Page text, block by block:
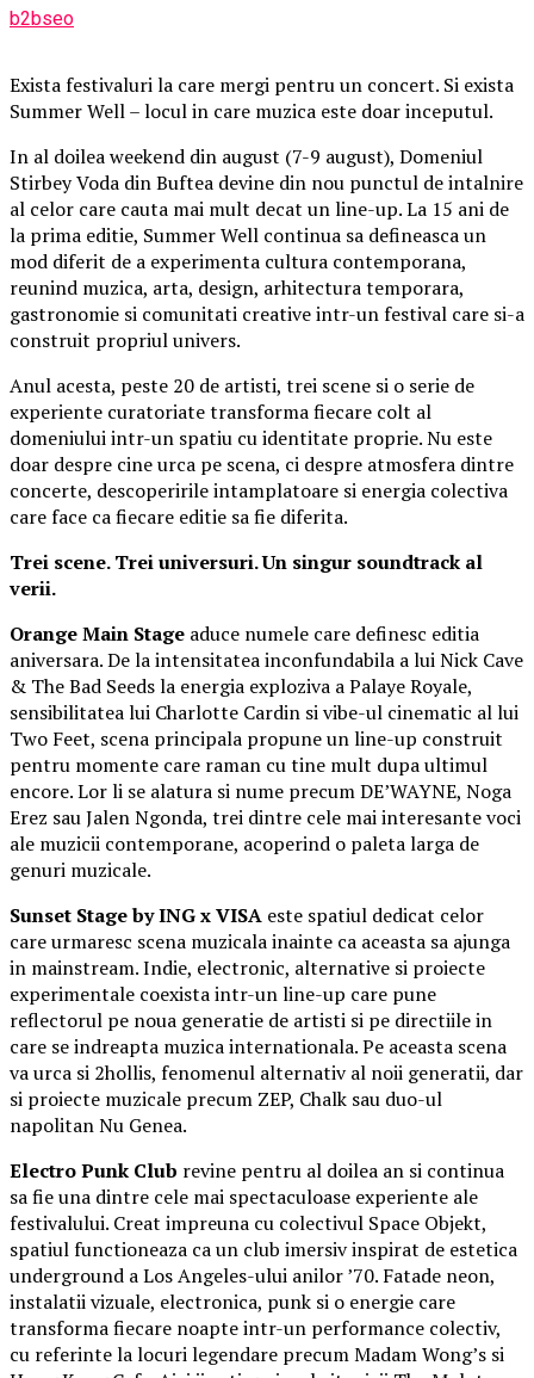
b2bseo
Exista festivaluri la care mergi pentru un concert. Si exista
Summer Well – locul in care muzica este doar inceputul.
In al doilea weekend din august (7-9 august), Domeniul
Stirbey Voda din Buftea devine din nou punctul de intalnire
al celor care cauta mai mult decat un line-up. La 15 ani de
la prima editie, Summer Well continua sa defineasca un
mod diferit de a experimenta cultura contemporana,
reunind muzica, arta, design, arhitectura temporara,
gastronomie si comunitati creative intr-un festival care si-a
construit propriul univers.
Anul acesta, peste 20 de artisti, trei scene si o serie de
experiente curatoriate transforma fiecare colt al
domeniului intr-un spatiu cu identitate proprie. Nu este
doar despre cine urca pe scena, ci despre atmosfera dintre
concerte, descoperirile intamplatoare si energia colectiva
care face ca fiecare editie sa fie diferita.
Trei scene. Trei universuri. Un singur soundtrack al
verii.
Orange Main Stage aduce numele care definesc editia
aniversara. De la intensitatea inconfundabila a lui Nick Cave
& The Bad Seeds la energia exploziva a Palaye Royale,
sensibilitatea lui Charlotte Cardin si vibe-ul cinematic al lui
Two Feet, scena principala propune un line-up construit
pentru momente care raman cu tine mult dupa ultimul
encore. Lor li se alatura si nume precum DE’WAYNE, Noga
Erez sau Jalen Ngonda, trei dintre cele mai interesante voci
ale muzicii contemporane, acoperind o paleta larga de
genuri muzicale.
Sunset Stage by ING x VISA este spatiul dedicat celor
care urmaresc scena muzicala inainte ca aceasta sa ajunga
in mainstream. Indie, electronic, alternative si proiecte
experimentale coexista intr-un line-up care pune
reflectorul pe noua generatie de artisti si pe directiile in
care se indreapta muzica internationala. Pe aceasta scena
va urca si 2hollis, fenomenul alternativ al noii generatii, dar
si proiecte muzicale precum ZEP, Chalk sau duo-ul
napolitan Nu Genea.
Electro Punk Club revine pentru al doilea an si continua
sa fie una dintre cele mai spectaculoase experiente ale
festivalului. Creat impreuna cu colectivul Space Objekt,
spatiul functioneaza ca un club imersiv inspirat de estetica
underground a Los Angeles-ului anilor ’70. Fatade neon,
instalatii vizuale, electronica, punk si o energie care
transforma fiecare noapte intr-un performance colectiv,
cu referinte la locuri legendare precum Madam Wong’s si